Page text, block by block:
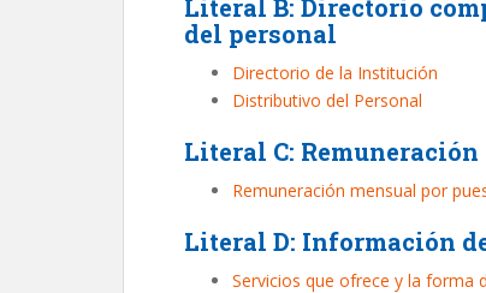
Literal B: Directorio
del personal
Directorio de la Institución
Distributivo del Personal
Literal C:
Remuneración mensual por
Literal D: Información
Servicios que ofrece y la forma